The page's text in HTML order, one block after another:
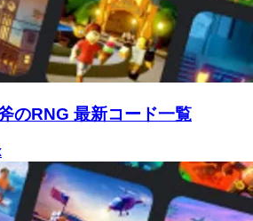
のRNG 最新コード一覧